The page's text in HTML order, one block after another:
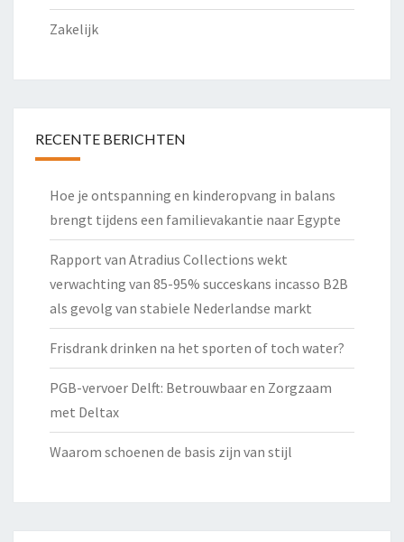
Zakelijk
RECENTE BERICHTEN
Hoe je ontspanning en kinderopvang in balans
brengt tijdens een familievakantie naar Egypte
Rapport van Atradius Collections wekt
verwachting van 85-95% succeskans incasso B2B
als gevolg van stabiele Nederlandse markt
Frisdrank drinken na het sporten of toch water?
PGB-vervoer Delft: Betrouwbaar en Zorgzaam
met Deltax
Waarom schoenen de basis zijn van stijl